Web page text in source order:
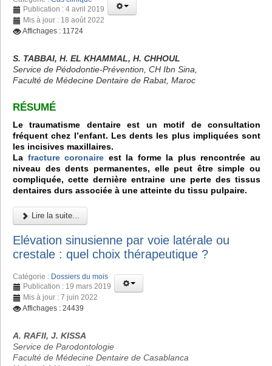
Publication : 4 avril 2019
Mis à jour : 18 août 2022
Affichages : 11724
S. TABBAI, H. EL KHAMMAL, H. CHHOUL
Service de Pédodontie-Prévention, CH Ibn Sina,
Faculté de Médecine Dentaire de Rabat, Maroc
RÉSUMÉ
Le traumatisme dentaire est un motif de consultation
fréquent chez l’enfant. Les dents les plus impliquées sont
les incisives maxillaires.
La fracture coronaire est la forme la plus rencontrée au
niveau des dents permanentes, elle peut être simple ou
compliquée, cette dernière entraine une perte des tissus
dentaires durs associée à une atteinte du tissu pulpaire.
Lire la suite...
Elévation sinusienne par voie latérale ou
crestale : quel choix thérapeutique ?
Catégorie : Dossiers du mois
Publication : 19 mars 2019
Mis à jour : 7 juin 2022
Affichages : 24439
A. RAFII, J. KISSA
Service de Parodontologie
Faculté de Médecine Dentaire de Casablanca